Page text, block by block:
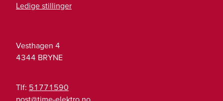
Vesthagen 4
4344 BRYNE
Tlf: 51771590
on.ortkele-emit@tsop
Ledige stillinger